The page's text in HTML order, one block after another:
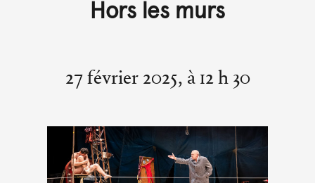
Hors les murs
27 février 2025, à 12 h 30